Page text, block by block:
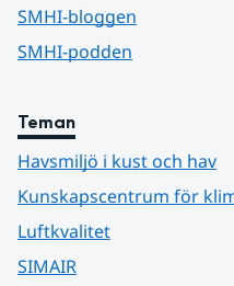
SMHI-bloggen
SMHI-podden
Teman
Havsmiljö i kust och hav
Kunskapscentrum för
Luftkvalitet
SIMAIR